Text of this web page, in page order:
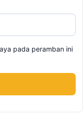
pada peramban ini